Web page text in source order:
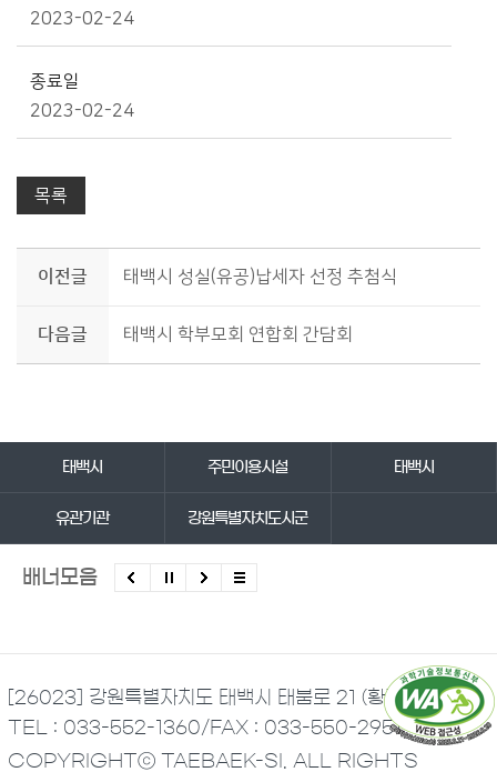
2023-02-24
종료일
2023-02-24
목록
이전글 태백시 성실(유공)납세자 선정 추첨식
다음글 태백시 학부모회 연합회 간담회
태백시 주민이용시설 태백시
유관기관 강원특별자치도시군
배너모음
[26023] 강원특별자치도 태백시 태붐로 21 (황지동)
TEL : 033-552-1360/FAX : 033-550-2951
COPYRIGHTⓒ TAEBAEK-SI. ALL RIGHTS